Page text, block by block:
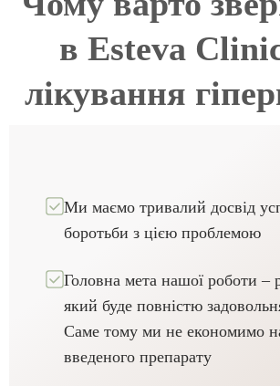
в Esteva
лікування
Ми маємо тривалий досвід
боротьби з цією проблемою
Головна мета нашої роботи –
який буде повністю
Саме тому ми не економимо
введеного препарату